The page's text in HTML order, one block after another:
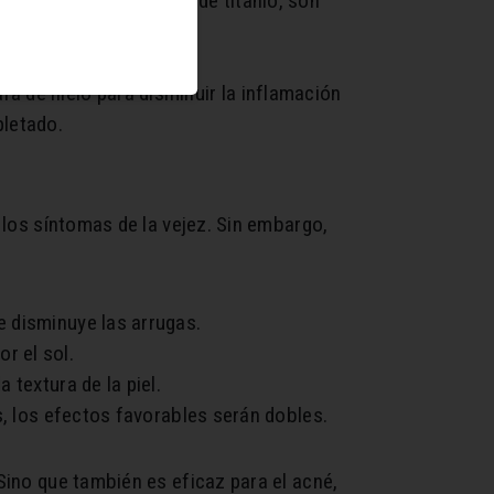
de hielo para disminuir la inflamación
síntomas de la vejez. Sin embargo,
disminuye las arrugas.
el sol.
textura de la piel.
los efectos favorables serán dobles.
que también es eficaz para el acné,